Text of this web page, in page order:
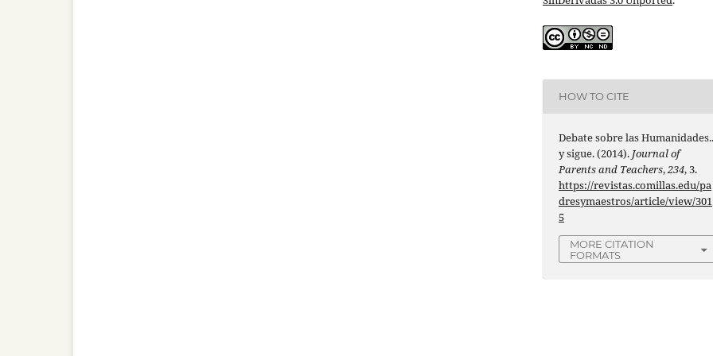
HOW TO CITE
Debate sobre las
y sigue. (2014). Journal of
Parents and Teachers,234, 3.
https://revistas.comillas.edu/pa
dresymaestros/article/view/301
5
MORE CITATION
FORMATS